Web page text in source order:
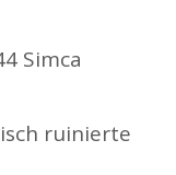
Simca
ruinierte